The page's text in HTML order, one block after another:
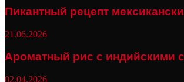
Пикантный рецепт
21.06.2026
Ароматный рис с индийскими
02.04.2026